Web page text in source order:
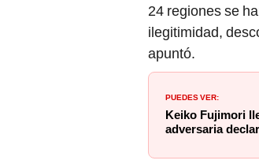
24 regiones se
ilegitimidad,
apuntó.
PUEDES VER:
Keiko Fujimori
adversaria